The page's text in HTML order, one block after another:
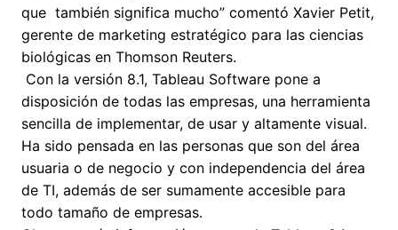
que también significa mucho” comentó Xavier Petit,
gerente de marketing estratégico para las ciencias
biológicas en Thomson Reuters.
Con la versión 8.1, Tableau Software pone a
disposición de todas las empresas, una herramienta
sencilla de implementar, de usar y altamente visual.
Ha sido pensada en las personas que son del área
usuaria o de negocio y con independencia del área
de TI, además de ser sumamente accesible para
todo tamaño de empresas.